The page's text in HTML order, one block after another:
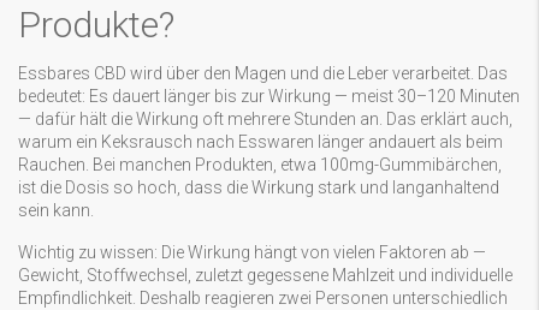
Produkte?
Essbares CBD wird über den Magen und die Leber verarbeitet. Das
bedeutet: Es dauert länger bis zur Wirkung — meist 30–120 Minuten
— dafür hält die Wirkung oft mehrere Stunden an. Das erklärt auch,
warum ein Keksrausch nach Esswaren länger andauert als beim
Rauchen. Bei manchen Produkten, etwa 100mg-Gummibärchen,
ist die Dosis so hoch, dass die Wirkung stark und langanhaltend
sein kann.
Wichtig zu wissen: Die Wirkung hängt von vielen Faktoren ab —
Gewicht, Stoffwechsel, zuletzt gegessene Mahlzeit und individuelle
Empfindlichkeit. Deshalb reagieren zwei Personen unterschiedlich